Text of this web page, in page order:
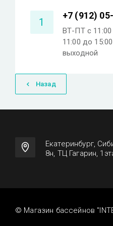
1
+7 (912)
ВТ-ПТ с
11:00 до
выходной
Назад
Екатеринбург,
8н, ТЦ Гагарин,
© Магазин бассейнов